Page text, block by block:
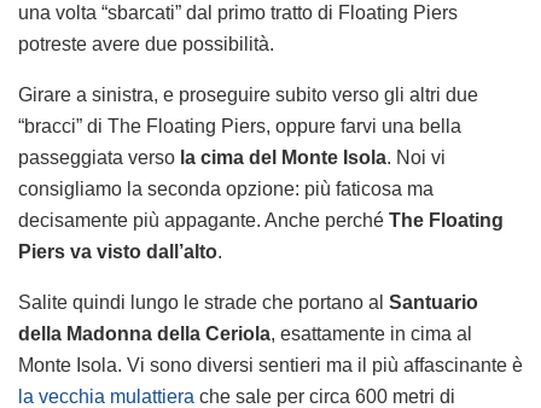
una volta “sbarcati” dal primo tratto di Floating Piers
potreste avere due possibilità.
Girare a sinistra, e proseguire subito verso gli altri due
“bracci” di The Floating Piers, oppure farvi una bella
passeggiata verso la cima del Monte Isola. Noi vi
consigliamo la seconda opzione: più faticosa ma
decisamente più appagante. Anche perché The Floating
Piers va visto dall’alto.
Salite quindi lungo le strade che portano al Santuario
della Madonna della Ceriola, esattamente in cima al
Monte Isola. Vi sono diversi sentieri ma il più affascinante è
la vecchia mulattiera che sale per circa 600 metri di